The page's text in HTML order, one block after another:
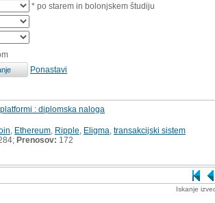
* po starem in bolonjskem študiju
Ponastavi
: diplomska naloga
Ethereum Ripple Eligma transakcijski sistem
Prenosov: 172
Iskanje